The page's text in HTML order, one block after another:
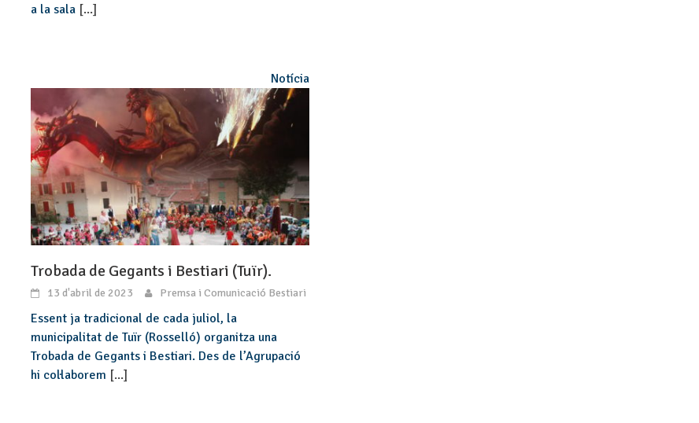
a la sala [...]
Notícia
Trobada de Gegants i Bestiari (Tuïr).
13 d'abril de 2023 Premsa i Comunicació Bestiari
Essent ja tradicional de cada juliol, la
municipalitat de Tuïr (Rosselló) organitza una
Trobada de Gegants i Bestiari. Des de l’Agrupació
hi col·laborem [...]